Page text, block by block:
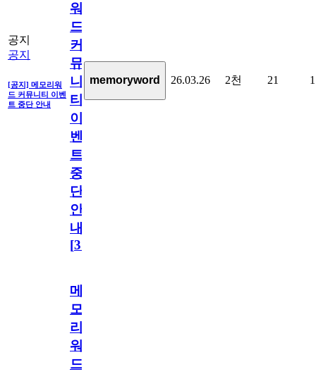
공지
공지
[공지] 메모리워
드 커뮤니티 이벤
트 중단 안내
워
드
커
뮤
니
티
이
벤
트
중
단
안
내
[31
memoryword 26.03.26 2천 21 1
메
모
리
워
드